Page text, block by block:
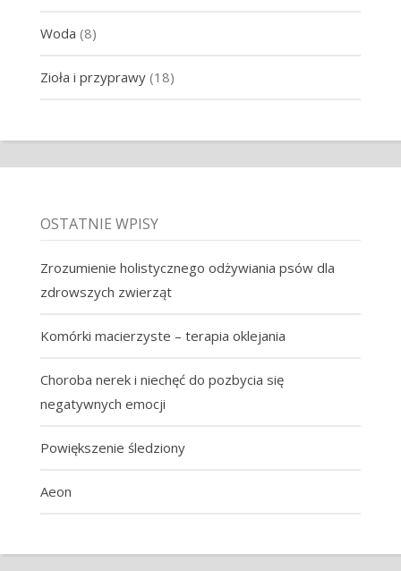
Woda (8)
Zioła i przyprawy(18)
OSTATNIE WPISY
Zrozumienie holistycznego odżywiania psów dla
zdrowszych zwierząt
Komórki macierzyste – terapia oklejania
Choroba nerek i niechęć do pozbycia się
negatywnych emocji
Powiększenie śledziony
Aeon